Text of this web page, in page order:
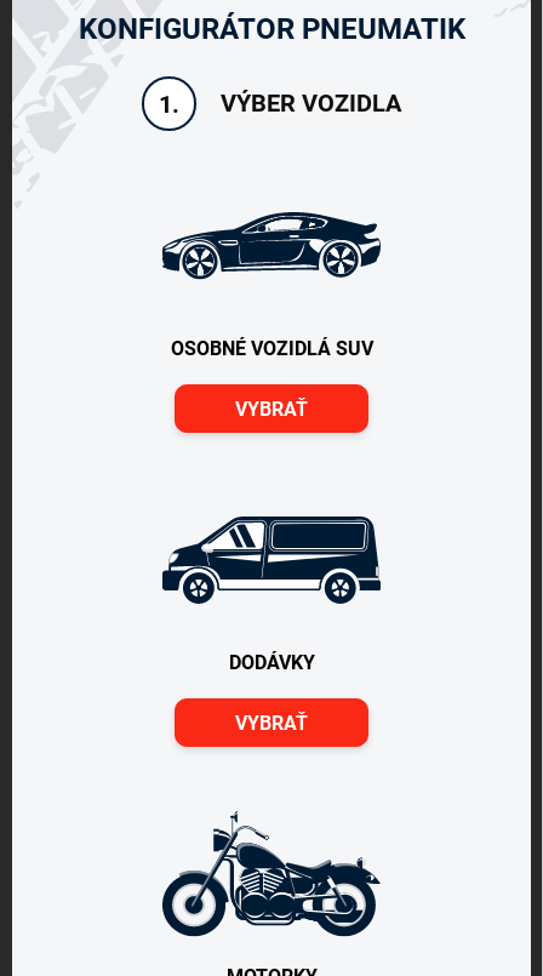
KONFIGURÁTOR PNEUMATIK
1. VÝBER VOZIDLA
OSOBNÉ VOZIDLÁ SUV
VYBRAŤ
DODÁVKY
VYBRAŤ